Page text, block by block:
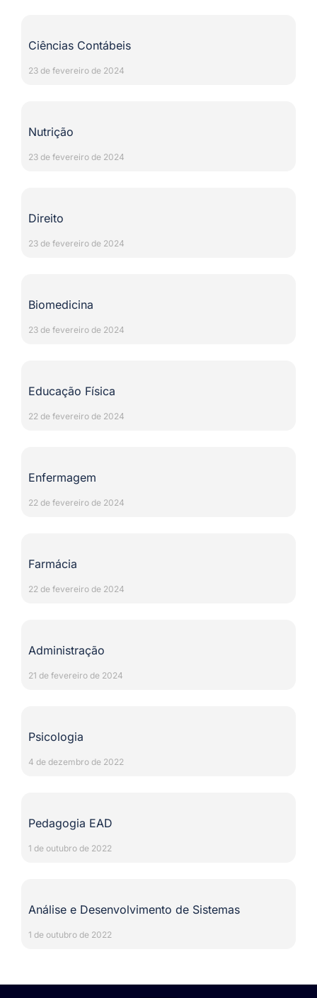
Ciências Contábeis
23 de fevereiro de 2024
Nutrição
23 de fevereiro de 2024
Direito
23 de fevereiro de 2024
Biomedicina
23 de fevereiro de 2024
Educação Física
22 de fevereiro de 2024
Enfermagem
22 de fevereiro de 2024
Farmácia
22 de fevereiro de 2024
Administração
21 de fevereiro de 2024
Psicologia
4 de dezembro de 2022
Pedagogia EAD
1 de outubro de 2022
Análise e Desenvolvimento de Sistemas
1 de outubro de 2022